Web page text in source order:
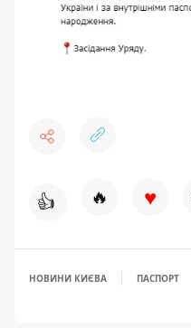
👍 🔥 ♥
НОВИНИ КИЄВА ПАСПОРТ